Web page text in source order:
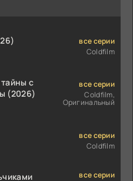
все серии
Coldfilm
с
(2026)
все серии
Coldfilm,
Оригинальный
все серии
Coldfilm
все серии